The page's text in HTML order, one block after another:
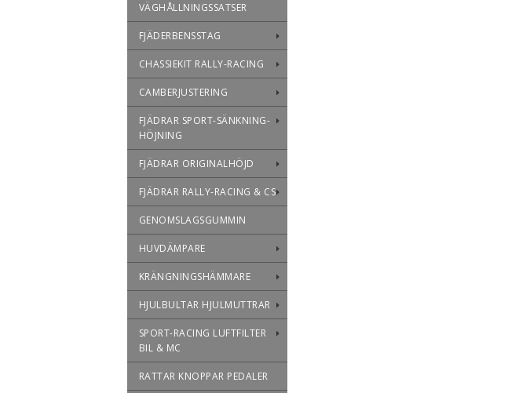
VÄGHÅLLNINGSSATSER
FJÄDERBENSSTAG
CHASSIEKIT RALLY-RACING
CAMBERJUSTERING
FJÄDRAR SPORT-SÄNKNING-
HÖJNING
FJÄDRAR ORIGINALHÖJD
FJÄDRAR RALLY-RACING & CS
GENOMSLAGSGUMMIN
HUVDÄMPARE
KRÄNGNINGSHÄMMARE
HJULBULTAR HJULMUTTRAR
SPORT-RACING LUFTFILTER
BIL & MC
RATTAR KNOPPAR PEDALER